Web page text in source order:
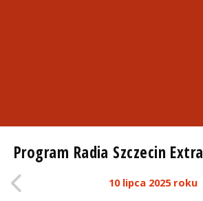
Program Radia Szczecin Extra
10 lipca 2025 roku